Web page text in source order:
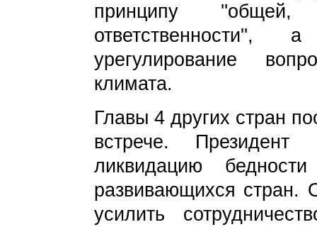
принципу ''общей,
урегулирование
климата.
Главы 4 других стран
встрече.
ликвидацию
развивающихся стран.
усилить